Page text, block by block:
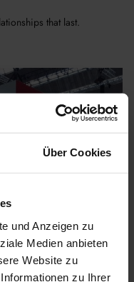
Über Cookies
und Anzeigen zu
Medien anbieten
Website zu
zu Ihrer
that last.